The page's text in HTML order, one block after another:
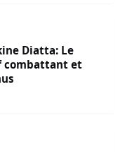
Diatta: Le
combattant et